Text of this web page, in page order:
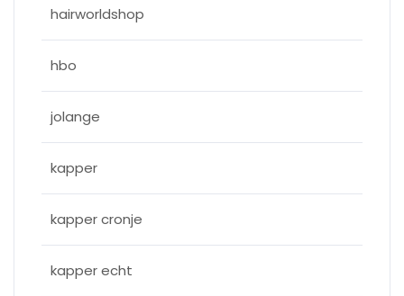
hairworldshop
hbo
jolange
kapper
kapper cronje
kapper echt